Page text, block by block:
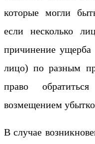
которые могли
если несколько
причинение ущерба
лицо) по разным
право
возмещением
В случае